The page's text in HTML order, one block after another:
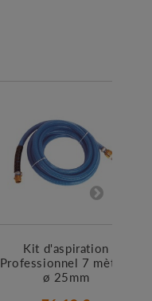
Kit d'aspiration
Professionnel 7 mètres
ø 25mm